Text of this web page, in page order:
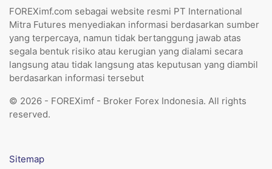
FOREXimf.com sebagai website resmi PT International
Mitra Futures menyediakan informasi berdasarkan sumber
yang terpercaya, namun tidak bertanggung jawab atas
segala bentuk risiko atau kerugian yang dialami secara
langsung atau tidak langsung atas keputusan yang diambil
berdasarkan informasi tersebut
© 2026 - FOREXimf - Broker Forex Indonesia. All rights
reserved.
Sitemap